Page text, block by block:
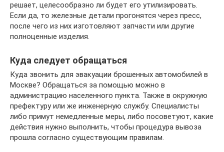
решает, целесообразно ли будет его утилизировать.
Если да, то железные детали прогонятся через пресс,
после чего из них изготовляют запчасти или другие
полноценные изделия.
Куда следует обращаться
Куда звонить для эвакуации брошенных автомобилей в
Москве? Обращаться за помощью можно в
администрацию населенного пункта. Также в окружную
префектуру или же инженерную службу. Специалисты
либо примут немедленные меры, либо посоветуют, какие
действия нужно выполнить, чтобы процедура вывоза
прошла согласно существующим правилам.